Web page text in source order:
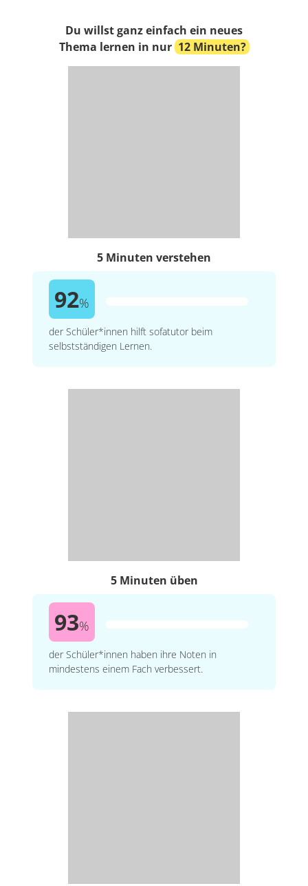
Du willst ganz einfach ein neues
Thema lernen in nur 12 Minuten?
5 Minuten verstehen
92%
der Schüler*innen hilft sofatutor beim
selbstständigen Lernen.
5 Minuten üben
93%
der Schüler*innen haben ihre Noten in
mindestens einem Fach verbessert.